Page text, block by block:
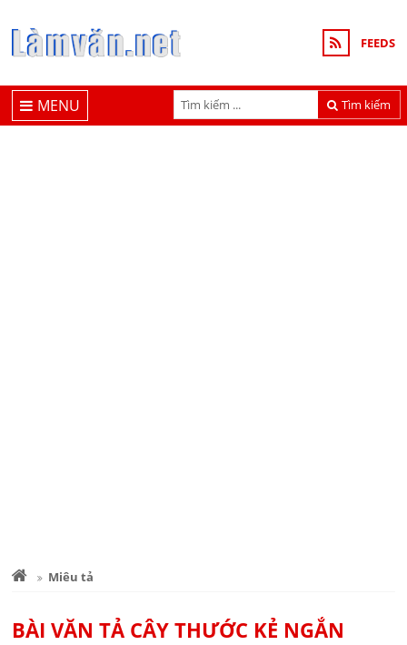
FEEDS
Tìm kiếm
MENU
Miêu tả
BÀI VĂN TẢ CÂY THƯỚC KẺ NGẮN